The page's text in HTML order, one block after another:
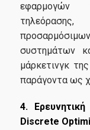
εφαρμογών
συστημάτων
μάρκετινγκ
παράγοντα ως
4.
Discrete